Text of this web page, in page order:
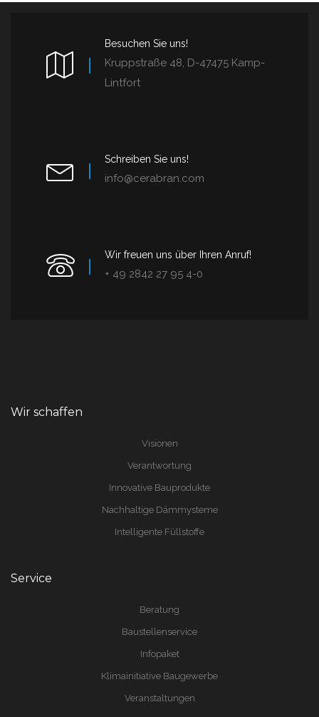
Besuchen Sie uns!
Kruppstraße 48, D-47475 Kamp-
Lintfort
Schreiben Sie uns!
info@cerabran.com
Wir freuen uns über Ihren Anruf!
+ 49 2842 27 95 4-0
Wir schaffen
Visionen
Verantwortung
Innovative Bauprodukte
Nachhaltige Dämmysteme
Intelligente Füllstoffe
Service
Beratung
Baustellenservice
Infopaket
Klimainitiative Baugewerbe
Veranstaltungen